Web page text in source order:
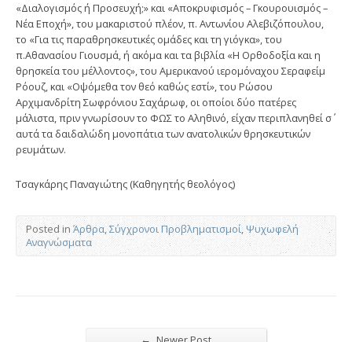
«Διαλογισμός ή Προσευχή;» και «Αποκρυφισμός – Γκουρουισμός –
Νέα Εποχή», του μακαριστού πλέον, π. Αντωνίου Αλεβιζόπουλου,
το «Για τις παραθρησκευτικές ομάδες και τη γιόγκα», του
π.Αθανασίου Γιουσμά, ή ακόμα και τα βιβλία «Η Ορθοδοξία και η
θρησκεία του μέλλοντος», του Αμερικανού ιερομόναχου Σεραφείμ
Ρόουζ, και «Οψόμεθα τον θεό καθώς εστί», του Ρώσου
Αρχιμανδρίτη Σωφρόνιου Σαχάρωφ, οι οποίοι δύο πατέρες
μάλιστα, πριν γνωρίσουν το ΦΩΣ το Αληθινό, είχαν περιπλανηθεί σ΄
αυτά τα δαιδαλώδη μονοπάτια των ανατολικών θρησκευτικών
ρευμάτων.
Τσαγκάρης Παναγιώτης (Καθηγητής θεολόγος)
Posted in Άρθρα,Σύγχρονοι Προβληματισμοί,Ψυχωφελή
Αναγνώσματα
←